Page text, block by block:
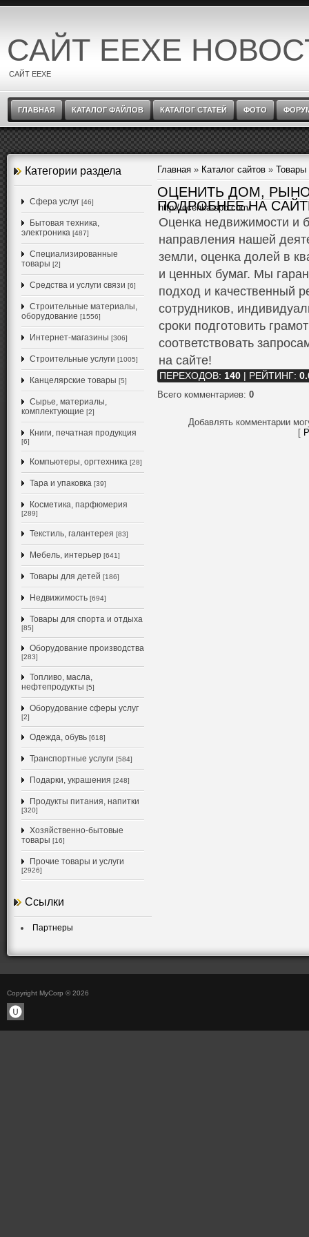
САЙТ EEXE
САЙТ EEXE
ГЛАВНАЯ КАТАЛОГ ФАЙЛОВ КАТАЛОГ СТАТЕЙ ФОТО
Категории раздела
Cфера услуг [46]
Бытовая техника,
электроника [487]
Специализированные
товары [2]
Средства и услуги связи [6]
Строительные материалы,
оборудование [1556]
Интернет-магазины [306]
Строительные услуги [1005]
Канцелярские товары [5]
Сырье, материалы,
комплектующие [2]
Книги, печатная продукция
[6]
Компьютеры, оргтехника [28]
Тара и упаковка [39]
Косметика, парфюмерия
[289]
Текстиль, галантерея [83]
Мебель, интерьер [641]
Товары для детей [186]
Недвижимость [694]
Товары для спорта и отдыха
[85]
Оборудование производства
[283]
Топливо, масла,
нефтепродукты [5]
Оборудование сферы услуг
[2]
Одежда, обувь [618]
Транспортные услуги [584]
Подарки, украшения [248]
Продукты питания, напитки
[320]
Хозяйственно-бытовые
товары [16]
Прочие товары и услуги
[2926]
Ссылки
Партнеры
Главная » Каталог сайтов » Товары
ОЦЕНИТЬ ДОМ,
ПОДРОБНЕЕ НА
http://ocenka-spb.com/
Оценка недвижимости и
направления нашей
земли, оценка долей в
и ценных бумаг. Мы
подход и качественный
сотрудников,
сроки подготовить
соответствовать
на сайте!
ПЕРЕХОДОВ: 140 РЕЙТИНГ:
Всего комментариев: 0
Добавлять комментарии
[
Copyright MyCorp © 2026